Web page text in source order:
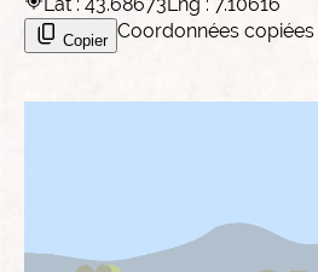
Copier Coordonnées copiées